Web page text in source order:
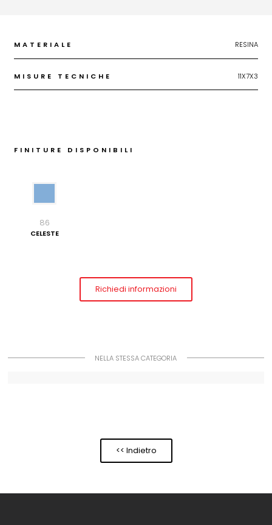
MATERIALE RESINA
MISURE TECNICHE 11X7X3
FINITURE DISPONIBILI
86
CELESTE
Richiedi informazioni
NELLA STESSA CATEGORIA
<< Indietro